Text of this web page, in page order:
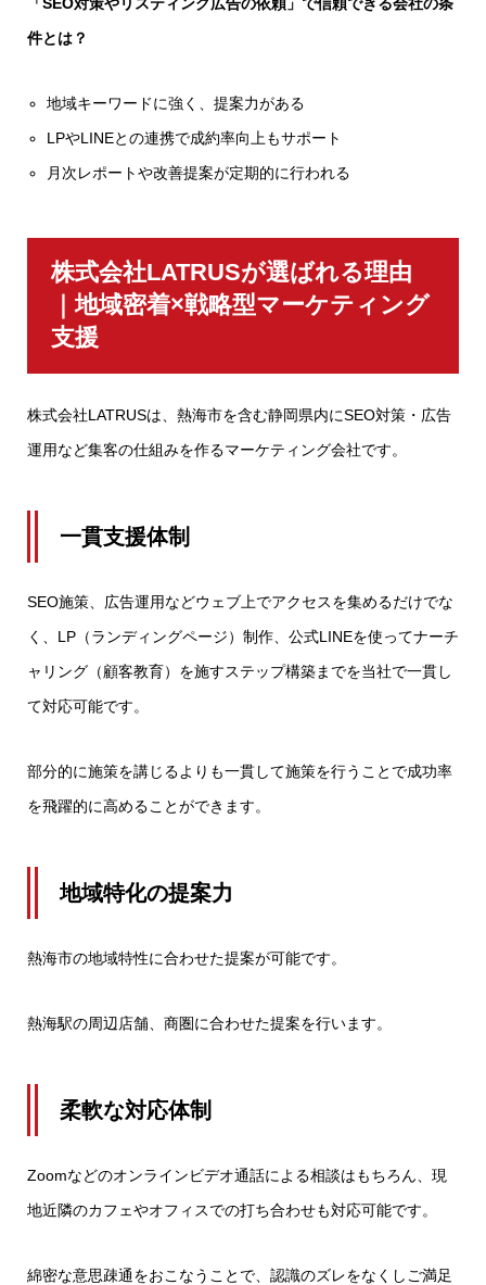
件とは？
地域キーワードに強く、提案力がある
LPやLINEとの連携で成約率向上もサポート
月次レポートや改善提案が定期的に行われる
株式会社LATRUSが選ばれる理由
｜地域密着×戦略型マーケティング
支援
株式会社LATRUSは、熱海市を含む静岡県内にSEO対策・広告
運用など集客の仕組みを作るマーケティング会社です。
一貫支援体制
SEO施策、広告運用などウェブ上でアクセスを集めるだけでな
く、LP（ランディングページ）制作、公式LINEを使ってナーチ
ャリング（顧客教育）を施すステップ構築までを当社で一貫し
て対応可能です。
部分的に施策を講じるよりも一貫して施策を行うことで成功率
を飛躍的に高めることができます。
地域特化の提案力
熱海市の地域特性に合わせた提案が可能です。
熱海駅の周辺店舗、商圏に合わせた提案を行います。
柔軟な対応体制
Zoomなどのオンラインビデオ通話による相談はもちろん、現
地近隣のカフェやオフィスでの打ち合わせも対応可能です。
綿密な意思疎通をおこなうことで、認識のズレをなくしご満足